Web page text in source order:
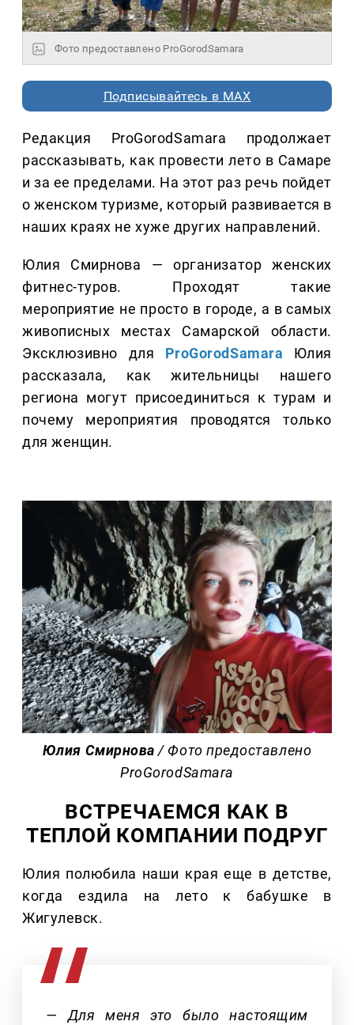
Фото предоставлено ProGorodSamara
Подписывайтесь в MAX
Редакция ProGorodSamara продолжает
рассказывать, как провести лето в Самаре
и за ее пределами. На этот раз речь пойдет
о женском туризме, который развивается в
наших краях не хуже других направлений.
Юлия Смирнова — организатор женских
фитнес-туров. Проходят такие
мероприятие не просто в городе, а в самых
живописных местах Самарской области.
Эксклюзивно для ProGorodSamara Юлия
рассказала, как жительницы нашего
региона могут присоединиться к турам и
почему мероприятия проводятся только
для женщин.
Юлия Смирнова/ Фото предоставлено
ProGorodSamara
ВСТРЕЧАЕМСЯ КАК В
ТЕПЛОЙ КОМПАНИИ ПОДРУГ
Юлия полюбила наши края еще в детстве,
когда ездила на лето к бабушке в
Жигулевск.
— Для меня это было настоящим